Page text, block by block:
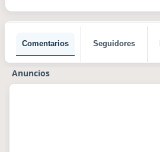
Comentarios Seguidores
Anuncios